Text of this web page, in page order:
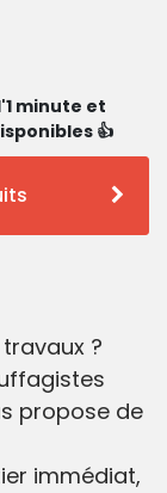
minute et
👍
?
propose de
immédiat,